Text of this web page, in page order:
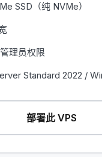
SSD（纯 NVMe）
理员权限
Standard 2022 /
部署此 VPS